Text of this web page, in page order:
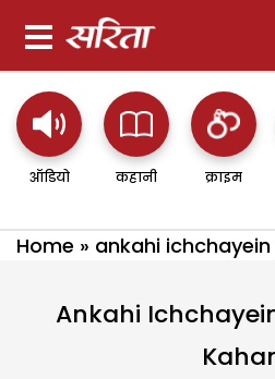
ऑडियो कहानी क्राइम
Home » ankahi
Ankahi